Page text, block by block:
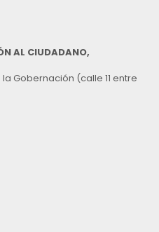
AL CIUDADANO,
Gobernación (calle 11 entre